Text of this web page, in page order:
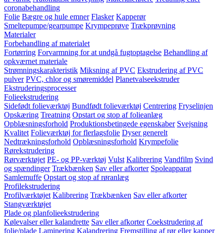
coronabehandling
Folie Bægre og hule emner Flasker Kapperør
Smeltepumpe/gearpumpe Krympeprøve Trækprøvning
Materialer
Forbehandling af materialet
Fortørring Forvarmning for at undgå fugtoptagelse Behandling af
opkværnet materiale
Strømningskarakteristik Miksning af PVC Ekstrudering af PVC
pulver PVC, chlor og smøremiddel Planetvalseekstruder
Ekstruderingsprocesser
Folieekstrudering
Sidefødt folieværktøj Bundfødt folieværktøj Centrering Fryselinjen
Opskæring Treatning Opstart og stop af folieanlæg
Opblæsningsforhold Produktionsbetingede egenskaber Svejsning
Kvalitet Folieværktøj for flerlagsfolie Dyser generelt
Nedtrækningsforhold Opblæsningsforhold Krympefolie
Rørekstrudering
Rørværktøjet PE- og PP-værktøj Vulst Kalibrering Vandfilm Svind
og spændinger Trækbænken Sav eller afkorter Spoleapparat
Samlemuffe Opstart og stop af røranlæg
Profilekstrudering
Profilværktøjet Kalibrering Trækbænken Sav eller afkorter
Stangværktøjet
Plade og planfolieekstrudering
Kølevalser eller kalandrette Sav eller afkorter Coekstrudering af
folie/plade Laminering Kalandrering Fremstilling af rør eller kapper